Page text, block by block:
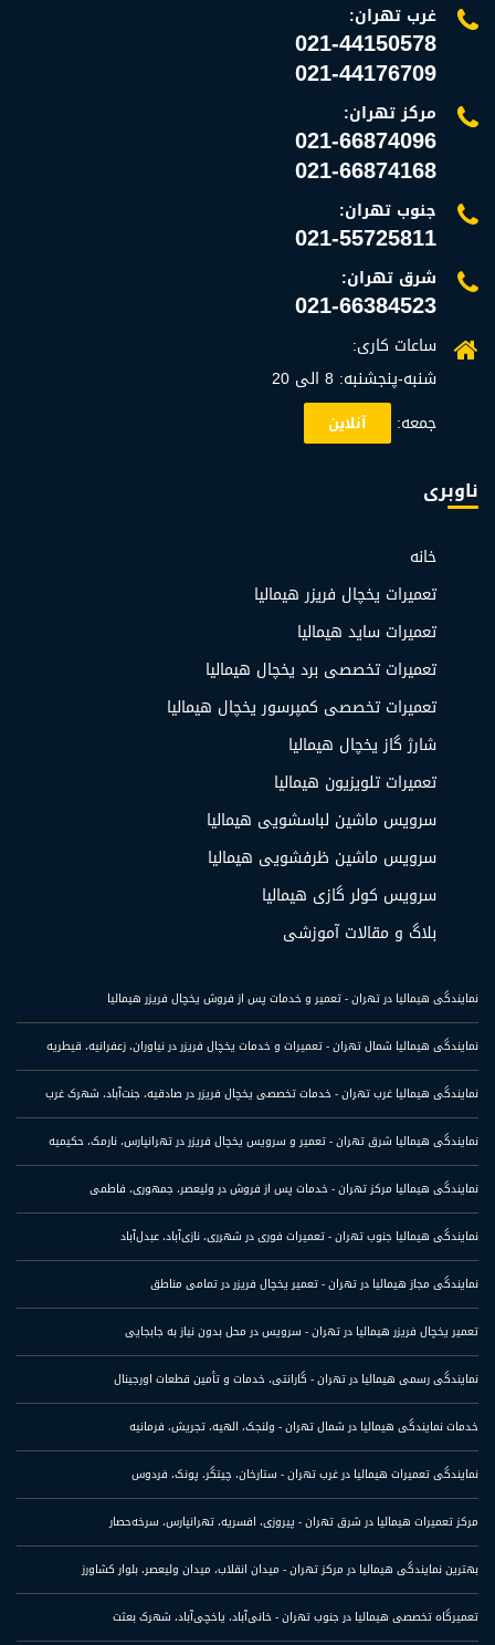
غرب تهران:
021-44150578
021-44176709
مرکز تهران:
021-66874096
021-66874168
جنوب تهران:
021-55725811
شرق تهران:
021-66384523
ساعات کاری:
شنبه-پنجشنبه: 8 الی 20
جمعه:
آنلاین
ناوبری
خانه
تعمیرات یخچال فریزر هیمالیا
تعمیرات ساید هیمالیا
تعمیرات تخصصی برد یخچال هیمالیا
تعمیرات تخصصی کمپرسور یخچال هیمالیا
شارژ گاز یخچال هیمالیا
تعمیرات تلویزیون هیمالیا
سرویس ماشین لباسشویی هیمالیا
سرویس ماشین ظرفشویی هیمالیا
سرویس کولر گازی هیمالیا
بلاگ و مقالات آموزشی
نمایندگی هیمالیا در تهران - تعمیر و خدمات پس از فروش یخچال فریزر هیمالیا
نمایندگی هیمالیا شمال تهران - تعمیرات و خدمات یخچال فریزر در نیاوران، زعفرانیه، قیطریه
نمایندگی هیمالیا غرب تهران - خدمات تخصصی یخچال فریزر در صادقیه، جنت‌آباد، شهرک غرب
نمایندگی هیمالیا شرق تهران - تعمیر و سرویس یخچال فریزر در تهرانپارس، نارمک، حکیمیه
نمایندگی هیمالیا مرکز تهران - خدمات پس از فروش در ولیعصر، جمهوری، فاطمی
نمایندگی هیمالیا جنوب تهران - تعمیرات فوری در شهرری، نازی‌آباد، عبدل‌آباد
نمایندگی مجاز هیمالیا در تهران - تعمیر یخچال فریزر در تمامی مناطق
تعمیر یخچال فریزر هیمالیا در تهران - سرویس در محل بدون نیاز به جابجایی
نمایندگی رسمی هیمالیا در تهران - گارانتی، خدمات و تأمین قطعات اورجینال
خدمات نمایندگی هیمالیا در شمال تهران - ولنجک، الهیه، تجریش، فرمانیه
نمایندگی تعمیرات هیمالیا در غرب تهران - ستارخان، چیتگر، پونک، فردوس
مرکز تعمیرات هیمالیا در شرق تهران - پیروزی، افسریه، تهرانپارس، سرخه‌حصار
بهترین نمایندگی هیمالیا در مرکز تهران - میدان انقلاب، میدان ولیعصر، بلوار کشاورز
تعمیرگاه تخصصی هیمالیا در جنوب تهران - خانی‌آباد، یاخچی‌آباد، شهرک بعثت